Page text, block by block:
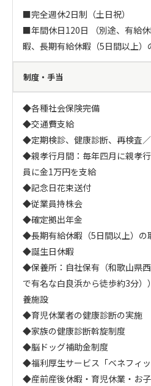
■完全週休2日制（土日祝）
■年間休日120日 （別途、有給
暇、長期有給休暇（5日間以上）
制度・手当
◆各種社会保険完備
◆交通費支給
◆定期検診、健康診断、再検査
◆親孝行月間：毎年四月に親孝
員に金1万円を支給
◆記念日花束送付
◆従業員持株会
◆確定拠出年金
◆長期有給休暇（5日間以上）の
◆誕生日休暇
◆保養所：自社保有（和歌山県
で有名な白良浜から徒歩約3分
養施設
◆育児休業者の健康診断の実施
◆家族の健康診断斡旋制度
◆脳ドッグ補助金制度
◆福利厚生サービス「ベネフィッ
◆産前産後休暇・育児休業・お